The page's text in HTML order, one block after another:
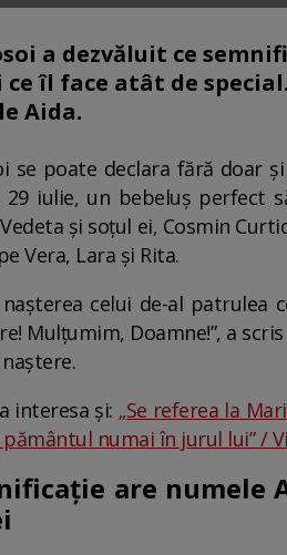
a dezvăluit ce
ce îl face atât de
Aida.
se poate declara fără doar
29 iulie, un bebeluș perfect
și soțul ei, Cosmin
Vera, Lara și Rita.
celui de-al patrulea
Mulțumim, Doamne!”, a
interesa și: „Se referea la
pământul numai în jurul lui” /
are numele